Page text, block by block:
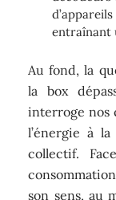
entraînant
Au fond, la
la box
interroge nos
l’énergie à
collectif.
son sens, au